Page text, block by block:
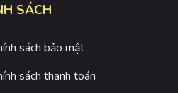
SÁCH
sách bảo mật
sách thanh toán